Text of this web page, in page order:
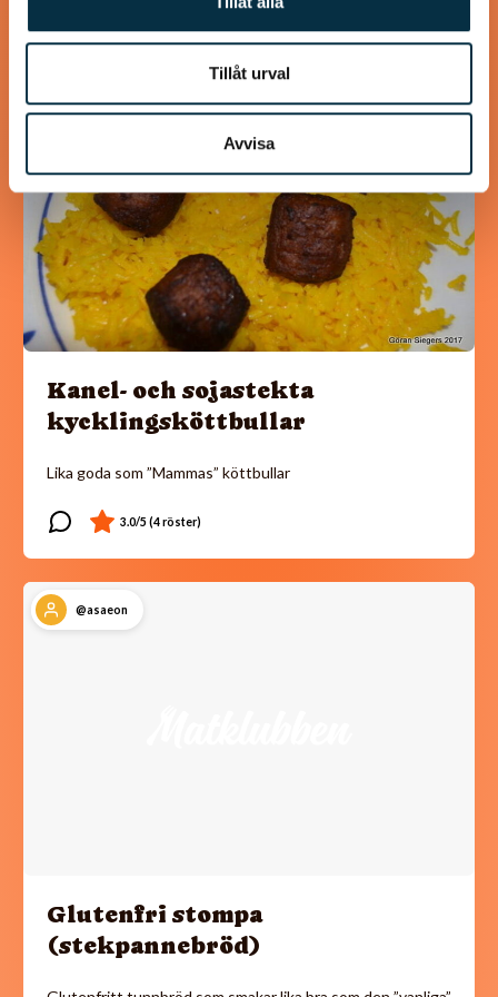
Tillåt urval
Avvisa
Kanel- och sojastekta
kycklingsköttbullar
Lika goda som ”Mammas” köttbullar
@asaeon
Glutenfri stompa
(stekpannebröd)